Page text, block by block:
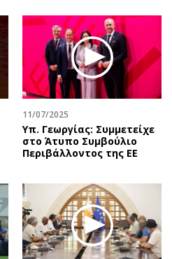
Uncut
Προσφορές
Προσωπικότητες στην ''Κ''
Επιστολές
11/07/2025
Υπ. Γεωργίας: Συμμετείχε
στο Άτυπο Συμβούλιο
Περιβάλλοντος της ΕΕ